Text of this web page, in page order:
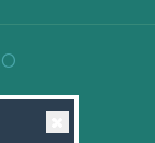
MARCHE